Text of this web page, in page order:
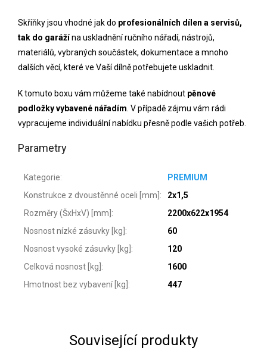
Skříňky jsou vhodné jak do profesionálních dílen a servisů,
tak do garážína uskladnění ručního nářadí, nástrojů,
materiálů, vybraných součástek, dokumentace a mnoho
dalších věcí, které ve Vaší dílně potřebujete uskladnit.
K tomuto boxu vám můžeme také nabídnout pěnové
podložky vybavené nářadím . V případě zájmu vám rádi
vypracujeme individuální nabídku přesně podle vašich potřeb.
Parametry
Kategorie:
PREMIUM
Konstrukce z dvoustěnné oceli [mm]:
2x1,5
Rozměry (ŠxHxV) [mm]:
2200x622x1954
Nosnost nízké zásuvky [kg]:
60
Nosnost vysoké zásuvky [kg]:
120
Celková nosnost [kg]:
1600
Hmotnost bez vybavení [kg]: 447
Související produkty